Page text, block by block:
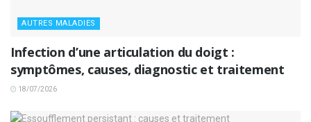
AUTRES MALADIES
Infection d’une articulation du doigt :
symptômes, causes, diagnostic et traitement
18/07/2026